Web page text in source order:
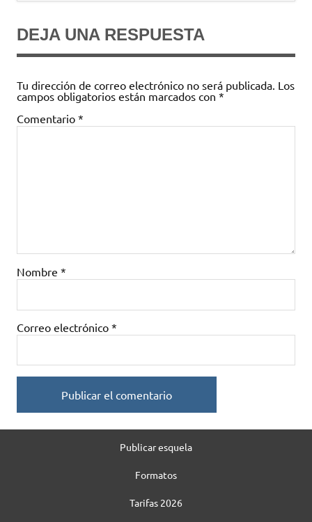
DEJA UNA RESPUESTA
Tu dirección de correo electrónico no será publicada. Los
campos obligatorios están marcados con *
Comentario *
Nombre *
Correo electrónico *
Publicar esquela
Formatos
Tarifas 2026